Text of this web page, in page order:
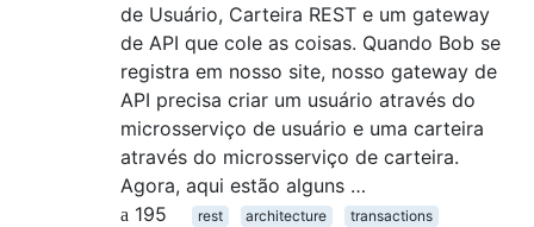
de Usuário, Carteira REST e um gateway
de API que cole as coisas. Quando Bob se
registra em nosso site, nosso gateway de
API precisa criar um usuário através do
microsserviço de usuário e uma carteira
através do microsserviço de carteira.
Agora, aqui estão alguns …
195
rest architecture
transactions